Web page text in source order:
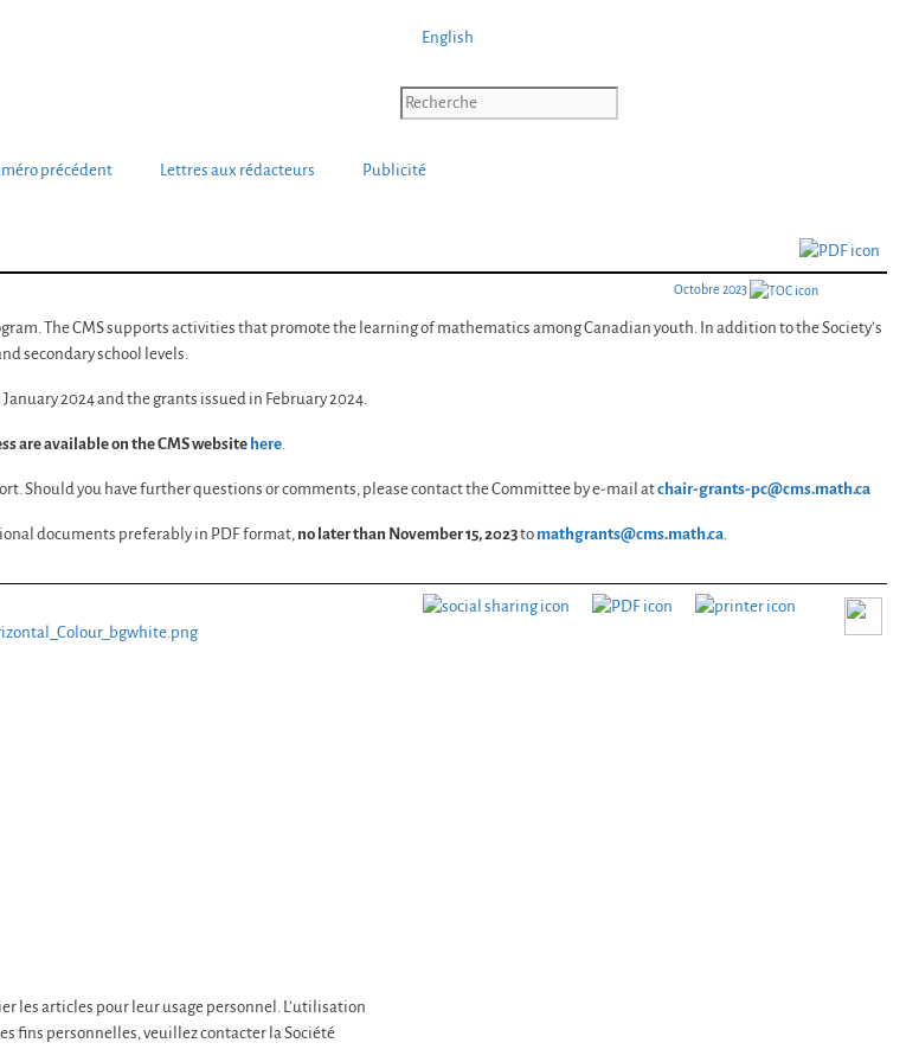
English
précédent Lettres aux rédacteurs Publicité
Octobre 2023
The CMS supports activities that promote the learning of mathematics among Canadian youth. In addition to the Society’s
secondary school levels.
2024 and the grants issued in February 2024.
are available on the CMS website here.
Should you have further questions or comments, please contact the Committee by e-mail atchair-grants-pc@cms.math.ca
documents preferably in PDF format, no later than November 15, 2023to mathgrants@cms.math.ca.
les articles pour leur usage personnel. L’utilisation
fins personnelles, veuillez contacter la Société